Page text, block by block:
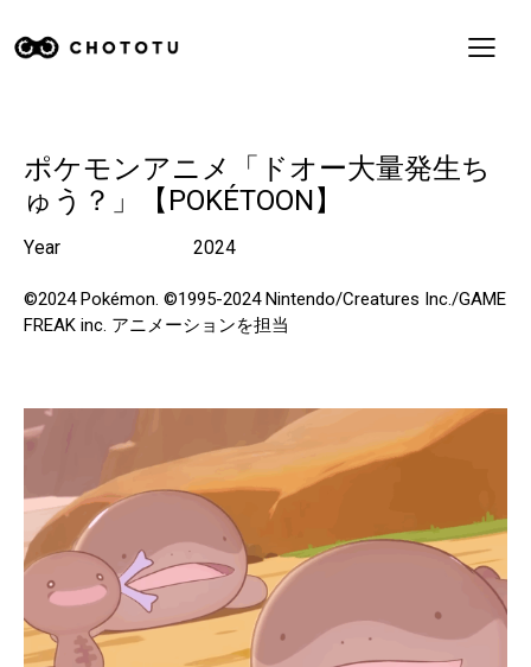
ポケモンアニメ「ドオー大量発生ち
ゅう？」【POKÉTOON】
Year 2024
©2024 Pokémon. ©1995-2024 Nintendo/Creatures Inc./GAME
FREAK inc. アニメーションを担当